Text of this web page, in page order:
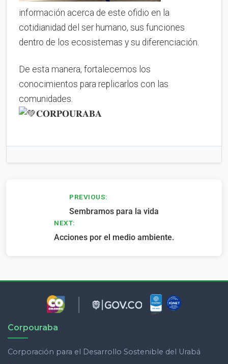
información acerca de este ofidio en la
cotidianidad del ser humano, sus funciones
dentro de los ecosistemas y su diferenciación.
De esta manera, fortalecemos los
conocimientos para replicarlos con las
comunidades.
𝐂𝐎𝐑𝐏𝐎𝐔𝐑𝐀𝐁𝐀
Navegación
entradas
PREVIOUS:
Sembramos para la vida
NEXT:
Acciones por el medio ambiente.
Corpouraba
Corporación para el Desarrollo Sostenible del Urabá